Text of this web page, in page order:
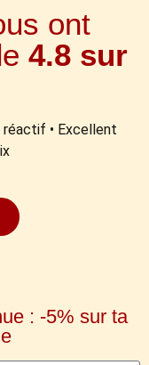
ont
4.8 sur
réactif • Excellent
: -5% sur ta